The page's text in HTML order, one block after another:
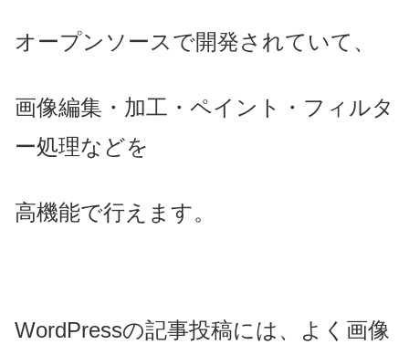
オープンソースで開発されていて、
画像編集・加工・ペイント・フィルタ
ー処理などを
高機能で行えます。
WordPressの記事投稿には、よく画像